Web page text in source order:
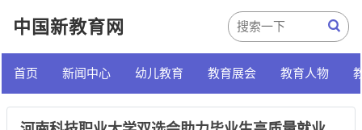
中国新教育网
首页 新闻中心 幼儿教育 教育展会 教育人物